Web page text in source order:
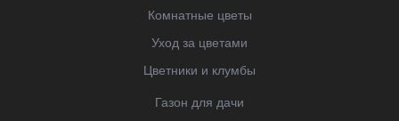
Комнатные цветы
Уход за цветами
Цветники и клумбы
Газон для дачи